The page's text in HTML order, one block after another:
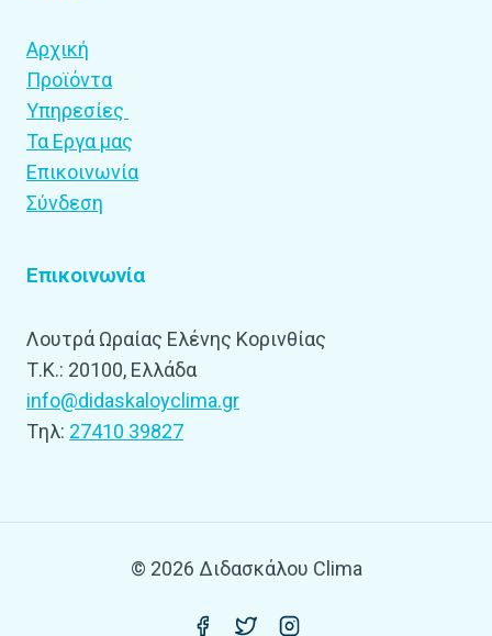
Αρχική
Προϊόντα
Υπηρεσίες
Τα Εργα μας
Επικοινωνία
Σύνδεση
Επικοινωνία
Λουτρά Ωραίας Ελένης Κορινθίας
Τ.Κ.: 20100, Ελλάδα
info@didaskaloyclima.gr
Tηλ: 27410 39827
© 2026 Διδασκάλου Clima